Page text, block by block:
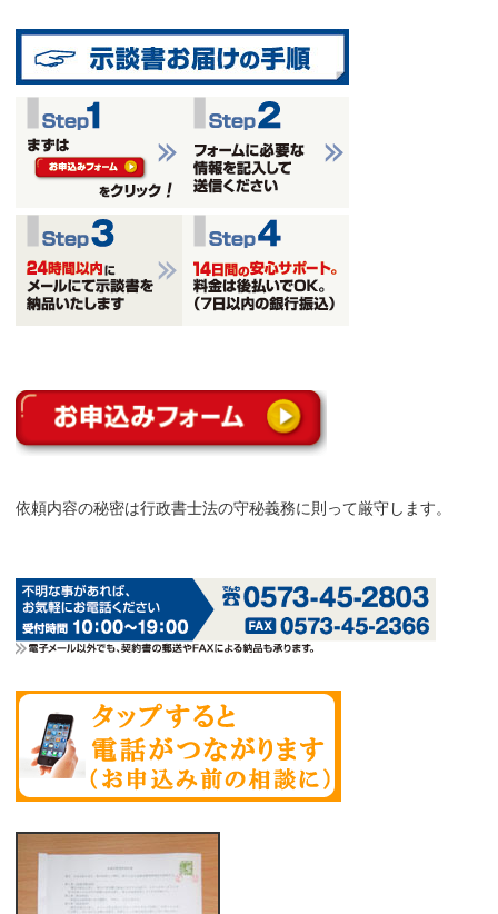
依頼内容の秘密は行政書士法の守秘義務に則って厳守します。